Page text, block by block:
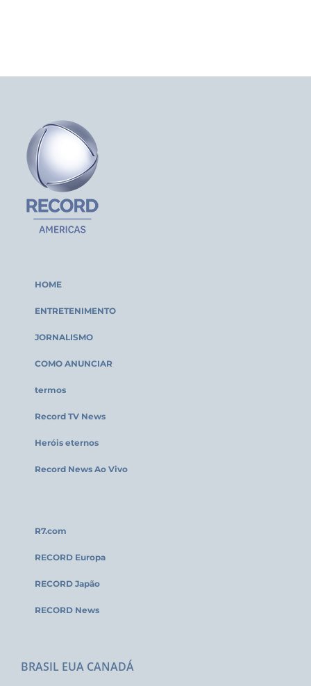
HOME
ENTRETENIMENTO
JORNALISMO
COMO ANUNCIAR
termos
Record TV News
Heróis eternos
Record News Ao Vivo
R7.com
RECORD Europa
RECORD Japão
RECORD News
BRASIL EUA CANADÁ